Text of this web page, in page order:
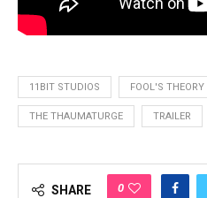
11BIT STUDIOS FOOL'S THEORY
THE THAUMATURGE TRAILER
SHARE 0